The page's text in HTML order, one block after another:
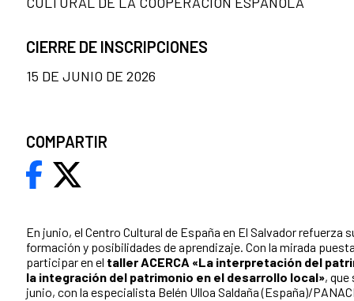
En junio, el Centro Cultural de España en El Salvador refuerza
formación y posibilidades de aprendizaje. Con la mirada
participar en el taller ACERCA «La interpretación del
la integración del patrimonio en el desarrollo local», que
junio, con la especialista Belén Ulloa Saldaña (España)/
CIERRE DE INSCRIPCIONES
15 DE JUNIO DE 2026
COMPARTIR